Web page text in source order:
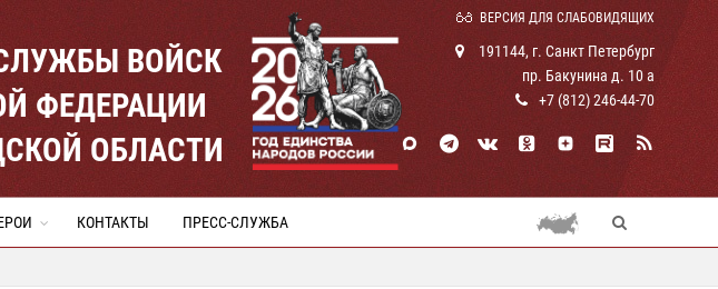
ВЕРСИЯ ДЛЯ СЛАБОВИДЯЩИХ
ВОЙСК
ФЕДЕРАЦИИ
ОБЛАСТИ
191144, г. Санкт Петербург
пр. Бакунина д. 10 а
+7 (812) 246-44-70
КОНТАКТЫ ПРЕСС-СЛУЖБА